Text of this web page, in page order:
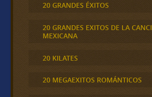
20 GRANDES ÉXITOS
20 GRANDES EXITOS DE LA
MEXICANA
20 KILATES
20 MEGAEXITOS ROMÁNTICOS